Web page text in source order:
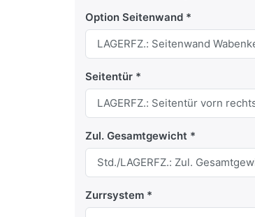
Option Seitenwand
Seitentür
Zul. Gesamtgewicht
Zurrsystem